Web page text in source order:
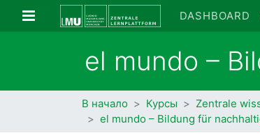
Перейти к основному содержанию
Боковая панель DASHBOARD
el mundo –
В начало Курсы Zentrale
el mundo – Bildung für